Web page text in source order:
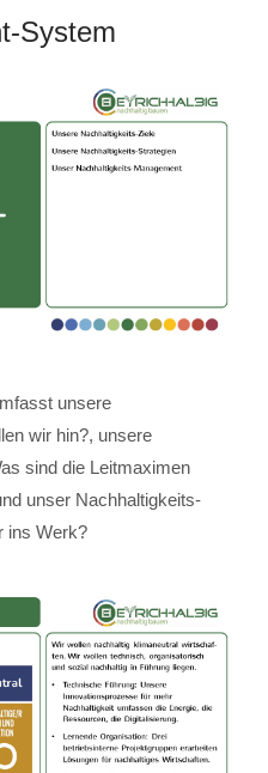
System
unsere
wir hin?, unsere
sind die Leitmaximen
unser Nachhaltigkeits-
ins Werk?